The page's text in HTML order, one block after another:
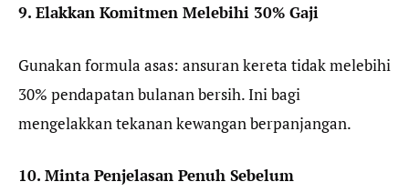
9. Elakkan Komitmen Melebihi 30% Gaji
Gunakan formula asas: ansuran kereta tidak melebihi
30% pendapatan bulanan bersih. Ini bagi
mengelakkan tekanan kewangan berpanjangan.
10. Minta Penjelasan Penuh Sebelum